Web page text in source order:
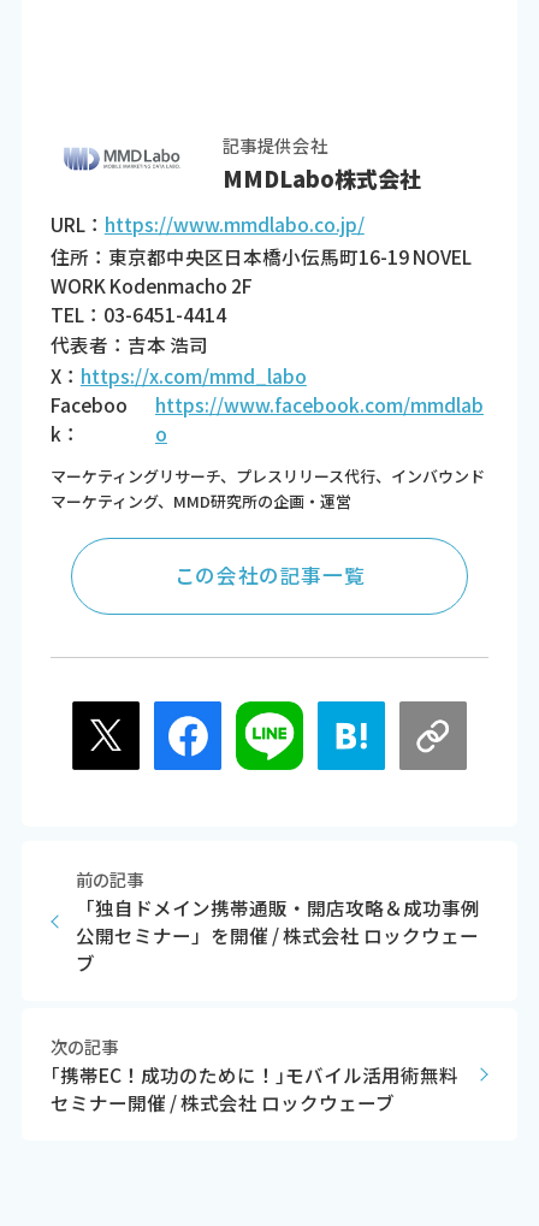
記事提供会社
MMDLabo株式会社
URL： https://www.mmdlabo.co.jp/
住所：東京都中央区日本橋小伝馬町16-19 NOVEL
WORK Kodenmacho 2F
TEL：03-6451-4414
代表者：吉本 浩司
X： https://x.com/mmd_labo
Faceboo
k：
https://www.facebook.com/mmdlab
o
マーケティングリサーチ、プレスリリース代行、インバウンド
マーケティング、MMD研究所の企画・運営
この会社の記事一覧
前の記事
「独自ドメイン携帯通販・開店攻略＆成功事例
公開セミナー」を開催 / 株式会社 ロックウェー
ブ
次の記事
｢携帯EC！成功のために！｣モバイル活用術無料
セミナー開催 / 株式会社 ロックウェーブ